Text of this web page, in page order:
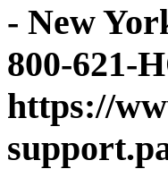
- New
800-621-
https://